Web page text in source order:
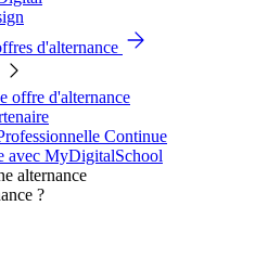
d'alternance
offre d'alternance
Continue
avec MyDigitalSchool
?